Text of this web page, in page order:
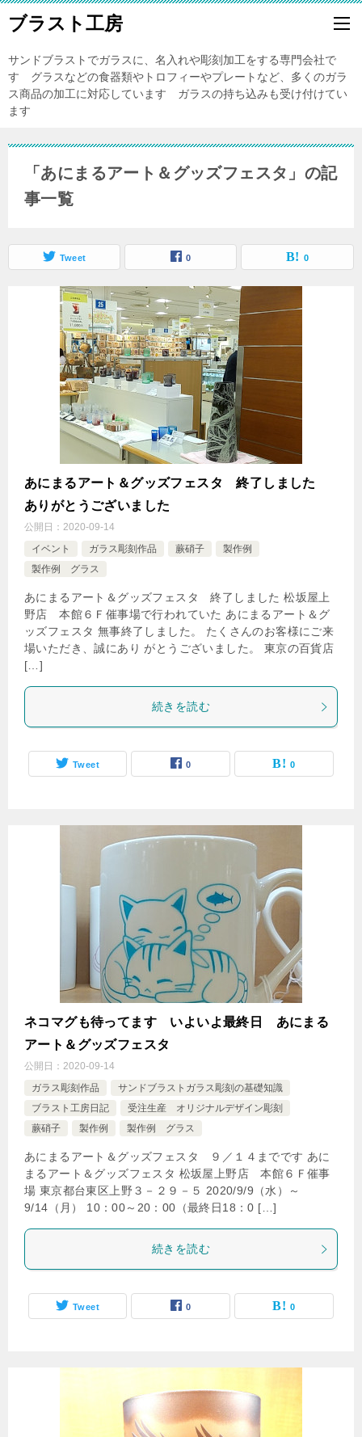
ブラスト工房
サンドブラストでガラスに、名入れや彫刻加工をする専門会社で
す グラスなどの食器類やトロフィーやプレートなど、多くのガラ
ス商品の加工に対応しています ガラスの持ち込みも受け付けてい
ます
「あにまるアート＆グッズフェスタ」の記
事一覧
Tweet 0 0
あにまるアート＆グッズフェスタ 終了しました
ありがとうございました
公開日： 2020-09-14
イベント
ガラス彫刻作品 蕨硝子
製作例
製作例 グラス
あにまるアート＆グッズフェスタ 終了しました 松坂屋上
野店 本館６Ｆ催事場で行われていた あにまるアート＆グ
ッズフェスタ 無事終了しました。 たくさんのお客様にご来
場いただき、誠にあり がとうございました。 東京の百貨店
[…]
続きを読む
Tweet 0 0
ネコマグも待ってます いよいよ最終日 あにまる
アート＆グッズフェスタ
公開日： 2020-09-14
ガラス彫刻作品
サンドブラストガラス彫刻の基礎知識
ブラスト工房日記
受注生産 オリジナルデザイン彫刻
蕨硝子
製作例 製作例 グラス
あにまるアート＆グッズフェスタ ９／１４までです あに
まるアート＆グッズフェスタ 松坂屋上野店 本館６Ｆ催事
場 東京都台東区上野３－２９－５ 2020/9/9（水）～
9/14（月） 10：00～20：00（最終日18：0 […]
続きを読む
Tweet 0 0